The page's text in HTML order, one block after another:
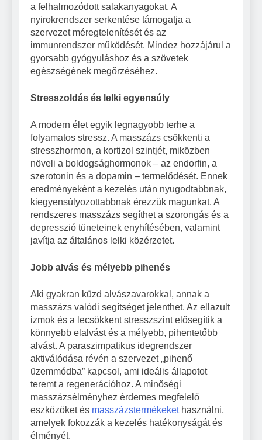
a felhalmozódott salakanyagokat. A
nyirokrendszer serkentése támogatja a
szervezet méregtelenítését és az
immunrendszer működését. Mindez hozzájárul a
gyorsabb gyógyuláshoz és a szövetek
egészségének megőrzéséhez.
Stresszoldás és lelki egyensúly
A modern élet egyik legnagyobb terhe a
folyamatos stressz. A masszázs csökkenti a
stresszhormon, a kortizol szintjét, miközben
növeli a boldogsághormonok – az endorfin, a
szerotonin és a dopamin – termelődését. Ennek
eredményeként a kezelés után nyugodtabbnak,
kiegyensúlyozottabbnak érezzük magunkat. A
rendszeres masszázs segíthet a szorongás és a
depresszió tüneteinek enyhítésében, valamint
javítja az általános lelki közérzetet.
Jobb alvás és mélyebb pihenés
Aki gyakran küzd alvászavarokkal, annak a
masszázs valódi segítséget jelenthet. Az ellazult
izmok és a lecsökkent stresszszint elősegítik a
könnyebb elalvást és a mélyebb, pihentetőbb
alvást. A paraszimpatikus idegrendszer
aktiválódása révén a szervezet „pihenő
üzemmódba” kapcsol, ami ideális állapotot
teremt a regenerációhoz. A minőségi
masszázsélményhez érdemes megfelelő
eszközöket és masszázstermékekethasználni,
amelyek fokozzák a kezelés hatékonyságát és
élményét.